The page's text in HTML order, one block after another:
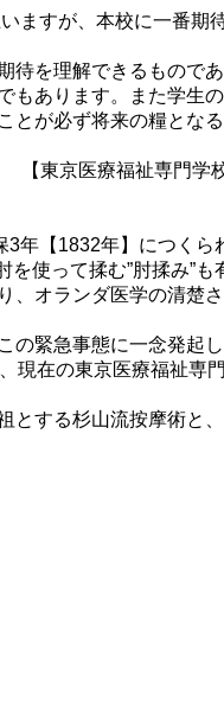
ますが、本校に一番期
待を理解できるもので
もあります。また学生
が必ず将来の糧となる
【東京医療福祉専門学
3年【1832年】につくら
使って揉む”肘揉み”も
オランダ医学の清楚さ
の緊急事態に一念発起
現在の東京医療福祉専
とする杉山流按摩術と